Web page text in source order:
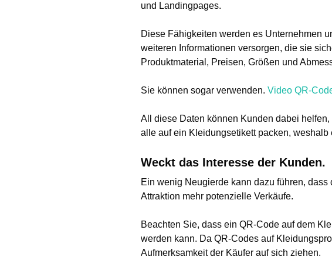
und Landingpages.
Diese Fähigkeiten werden es Unternehmen
weiteren Informationen versorgen, die sie
Produktmaterial, Preisen, Größen und
Sie können sogar verwenden. Video QR-
All diese Daten können Kunden dabei
alle auf ein Kleidungsetikett packen,
Weckt das Interesse der Kunden.
Ein wenig Neugierde kann dazu führen,
Attraktion mehr potenzielle Verkäufe.
Beachten Sie, dass ein QR-Code auf dem
werden kann. Da QR-Codes auf
Aufmerksamkeit der Käufer auf sich ziehen.